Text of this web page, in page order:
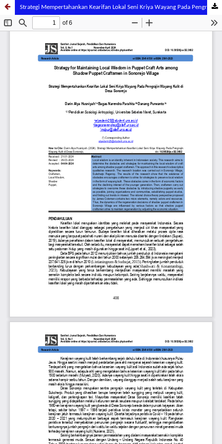
Strategi Mempertahankan Kearifan Lokal Seni Kriya Wayang Pada Pengrajin Wayang Kulit di Desa Sonorejo